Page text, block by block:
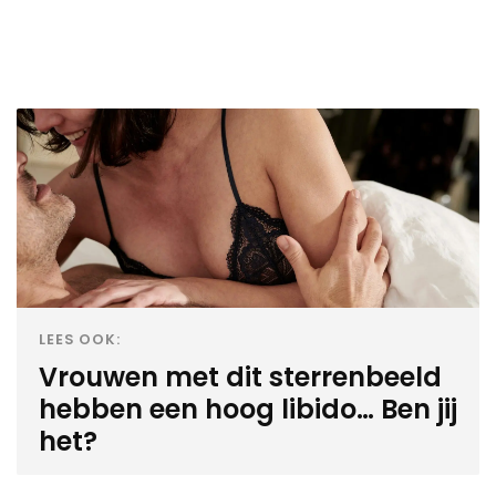
LEES OOK:
Vrouwen met dit sterrenbeeld
hebben een hoog libido… Ben jij
het?